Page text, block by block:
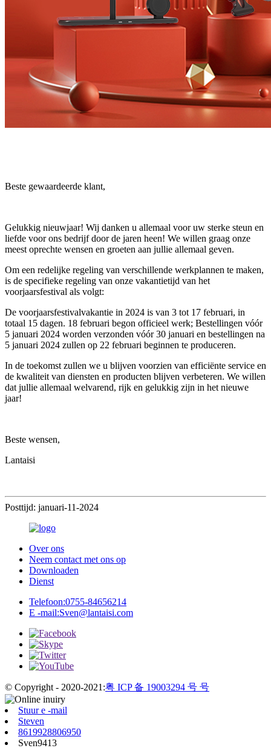
Beste gewaardeerde klant,
Gelukkig nieuwjaar! Wij danken u allemaal voor uw sterke steun en
liefde voor ons bedrijf door de jaren heen! We willen graag onze
meest oprechte wensen en groeten aan jullie allemaal geven.
Om een ​​redelijke regeling van verschillende werkplannen te maken,
is de specifieke regeling van onze vakantietijd van het
voorjaarsfestival als volgt:
De voorjaarsfestivalvakantie in 2024 is van 3 tot 17 februari, in
totaal 15 dagen. 18 februari begon officieel werk; Bestellingen vóór
5 januari 2024 worden verzonden vóór 30 januari en bestellingen na
5 januari 2024 zullen op 22 februari beginnen te produceren.
In de toekomst zullen we u blijven voorzien van efficiënte service en
de kwaliteit van diensten en producten blijven verbeteren. We willen
dat jullie allemaal welvarend, rijk en gelukkig zijn in het nieuwe
jaar!
Beste wensen,
Lantaisi
Posttijd: januari-11-2024
Over ons
Neem contact met ons op
Downloaden
Dienst
Telefoon:0755-84656214
E -mail:Sven@lantaisi.com
© Copyright - 2020-2021:粤 ICP 备 19003294 号 号
Stuur e -mail
Steven
8619928806950
Sven9413